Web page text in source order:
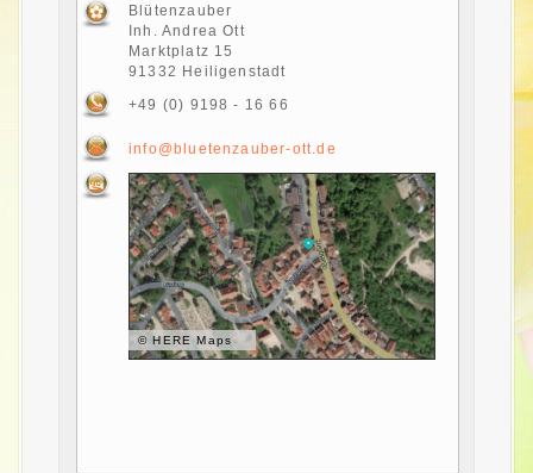
Blütenzauber
Inh. Andrea Ott
Marktplatz 15
91332 Heiligenstadt
+49 (0) 9198 - 16 66
info@bluetenzauber-ott.de
©HERE Maps